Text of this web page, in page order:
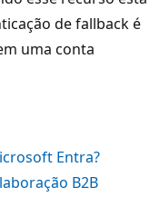
de fallback é
uma conta
Entra?
B2B